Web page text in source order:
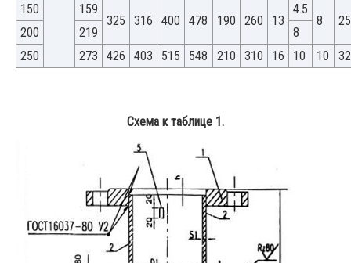
150
159
325 316 400 478 190 260 13
4.5
8 25
200 219
8
250
273 426 403 515 548 210 310 16 10 10 32
Схема к таблице 1.